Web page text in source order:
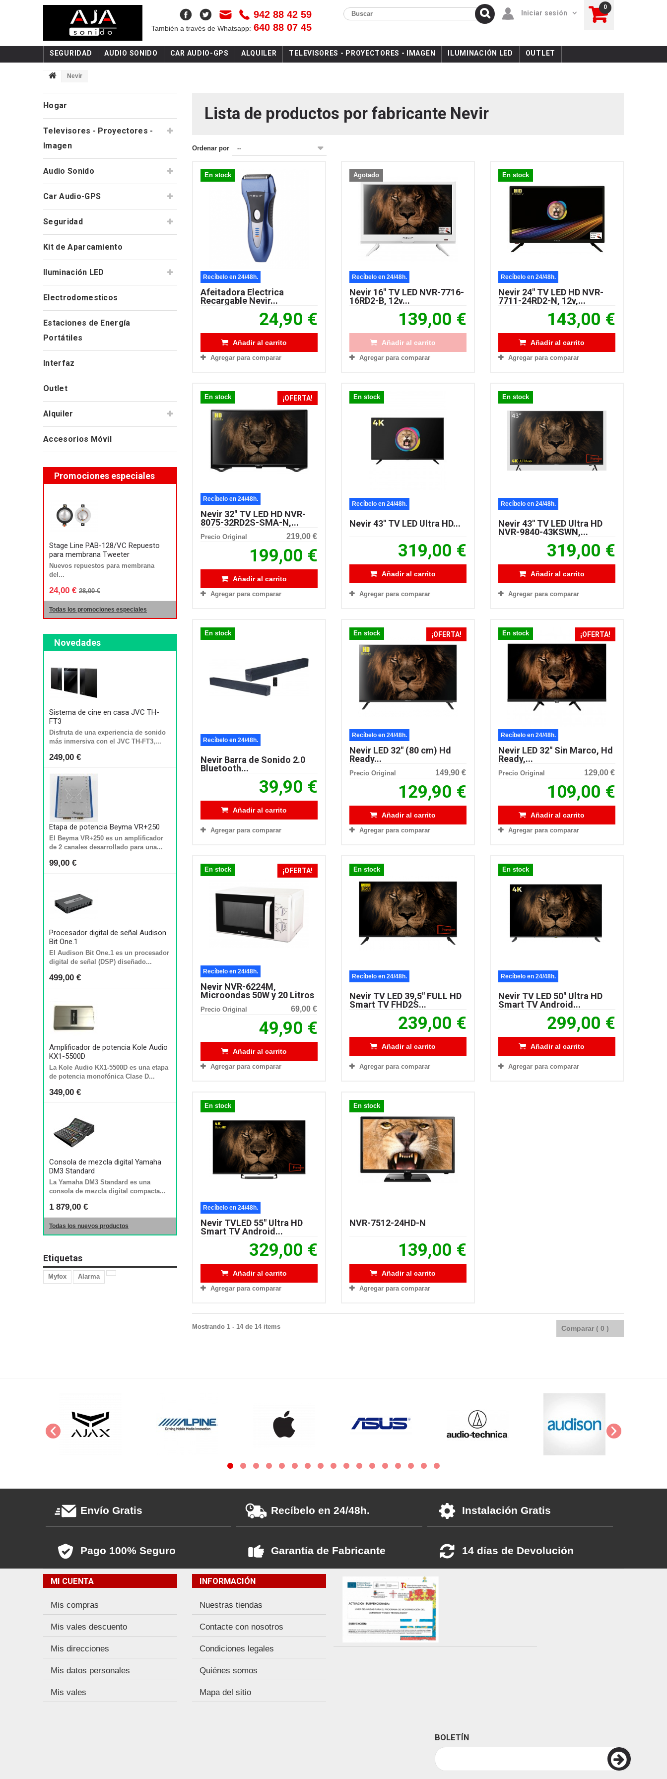
942 88 42 59
También a través de Whatsapp: 640 88 07 45
Buscar Iniciar sesión
0
SEGURIDAD AUDIO SONIDO CAR AUDIO-GPS ALQUILER TELEVISORES - PROYECTORES - IMAGEN ILUMINACIÓN LED OUTLET
Nevir
Lista de productos por fabricante Nevir
Ordenar por --
En stock
Recíbelo en 24/48h.
Afeitadora Electrica
Recargable Nevir...
24,90 €
Añadir al carrito
Agregar para comparar
Agotado
Recíbelo en 24/48h.
Nevir 16" TV LED NVR-7716-
16RD2-B, 12v...
139,00 €
Añadir al carrito
Agregar para comparar
En stock
Recíbelo en 24/48h.
Nevir 24" TV LED HD NVR-
7711-24RD2-N, 12v,...
143,00 €
Añadir al carrito
Agregar para comparar
En stock ¡OFERTA!
Recíbelo en 24/48h.
Nevir 32" TV LED HD NVR-
8075-32RD2S-SMA-N,...
Precio Original 219,00 €
199,00 €
Añadir al carrito
Agregar para comparar
En stock
Recíbelo en 24/48h.
Nevir 43" TV LED Ultra HD...
319,00 €
Añadir al carrito
Agregar para comparar
En stock
Recíbelo en 24/48h.
Nevir 43" TV LED Ultra HD
NVR-9840-43KSWN,...
319,00 €
Añadir al carrito
Agregar para comparar
En stock
Recíbelo en 24/48h.
Nevir Barra de Sonido 2.0
Bluetooth...
39,90 €
Añadir al carrito
Agregar para comparar
En stock ¡OFERTA!
Recíbelo en 24/48h.
Nevir LED 32″ (80 cm) Hd
Ready...
Precio Original 149,90 €
129,90 €
Añadir al carrito
Agregar para comparar
En stock ¡OFERTA!
Recíbelo en 24/48h.
Nevir LED 32″ Sin Marco, Hd
Ready,...
Precio Original 129,00 €
109,00 €
Añadir al carrito
Agregar para comparar
En stock ¡OFERTA!
Recíbelo en 24/48h.
Nevir NVR-6224M,
Microondas 50W y 20 Litros
Precio Original 69,00 €
49,90 €
Añadir al carrito
Agregar para comparar
En stock
Recíbelo en 24/48h.
Nevir TV LED 39,5″ FULL HD
Smart TV FHD2S...
239,00 €
Añadir al carrito
Agregar para comparar
En stock
Recíbelo en 24/48h.
Nevir TV LED 50″ Ultra HD
Smart TV Android...
299,00 €
Añadir al carrito
Agregar para comparar
En stock
Recíbelo en 24/48h.
Nevir TVLED 55″ Ultra HD
Smart TV Android...
329,00 €
Añadir al carrito
Agregar para comparar
En stock
NVR-7512-24HD-N
139,00 €
Añadir al carrito
Agregar para comparar
Comparar ( 0 )
Mostrando 1 - 14 de 14 items
Hogar
Televisores - Proyectores -
Imagen
Audio Sonido
Car Audio-GPS
Seguridad
Kit de Aparcamiento
Iluminación LED
Electrodomesticos
Estaciones de Energía
Portátiles
Interfaz
Outlet
Alquiler
Accesorios Móvil
Promociones especiales
Stage Line PAB-128/VC Repuesto
para membrana Tweeter
Nuevos repuestos para membrana
del...
24,00 € 28,00 €
Todas los promociones especiales
Novedades
Sistema de cine en casa JVC TH-
FT3
Disfruta de una experiencia de sonido
más inmersiva con el JVC TH-FT3,...
249,00 €
Etapa de potencia Beyma VR+250
El Beyma VR+250 es un amplificador
de 2 canales desarrollado para una...
99,00 €
Procesador digital de señal Audison
Bit One.1
El Audison Bit One.1 es un procesador
digital de señal (DSP) diseñado...
499,00 €
Amplificador de potencia Kole Audio
KX1-5500D
La Kole Audio KX1-5500D es una etapa
de potencia monofónica Clase D...
349,00 €
Consola de mezcla digital Yamaha
DM3 Standard
La Yamaha DM3 Standard es una
consola de mezcla digital compacta...
1 879,00 €
Todas los nuevos productos
Etiquetas
Myfox Alarma
Envío Gratis Recíbelo en 24/48h. Instalación Gratis
Pago 100% Seguro Garantía de Fabricante 14 días de Devolución
MI CUENTA
Mis compras
Mis vales descuento
Mis direcciones
Mis datos personales
Mis vales
INFORMACIÓN
Nuestras tiendas
Contacte con nosotros
Condiciones legales
Quiénes somos
Mapa del sitio
BOLETÍN